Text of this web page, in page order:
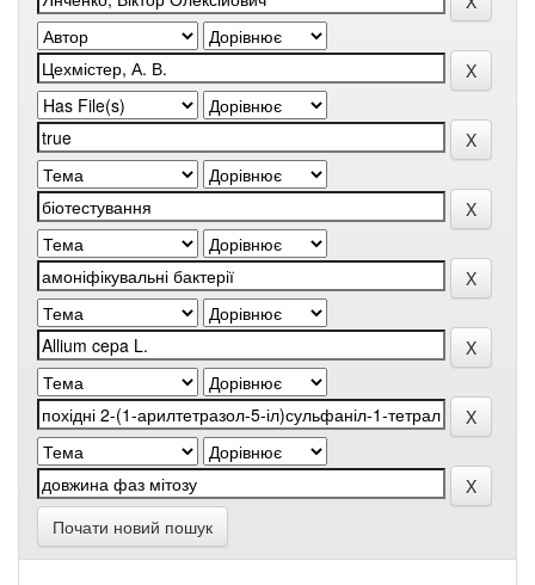
Почати новий пошук